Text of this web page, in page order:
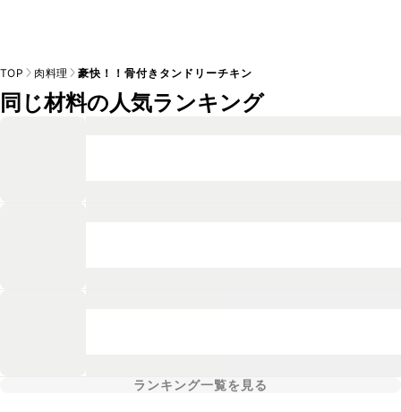
TOP 肉料理 豪快！！骨付きタンドリーチキン
同じ材料の人気ランキング
ランキング一覧を見る